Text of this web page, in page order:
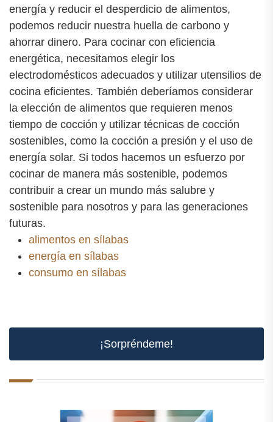
energía y reducir el desperdicio de alimentos,
podemos reducir nuestra huella de carbono y
ahorrar dinero. Para cocinar con eficiencia
energética, necesitamos elegir los
electrodomésticos adecuados y utilizar utensilios de
cocina eficientes. También deberíamos considerar
la elección de alimentos que requieren menos
tiempo de cocción y utilizar técnicas de cocción
sostenibles, como la cocción a presión y el uso de
energía solar. Si todos hacemos un esfuerzo por
cocinar de manera más sostenible, podemos
contribuir a crear un mundo más salubre y
sostenible para nosotros y para las generaciones
futuras.
alimentos en sílabas
energía en sílabas
consumo en sílabas
¡Sorpréndeme!